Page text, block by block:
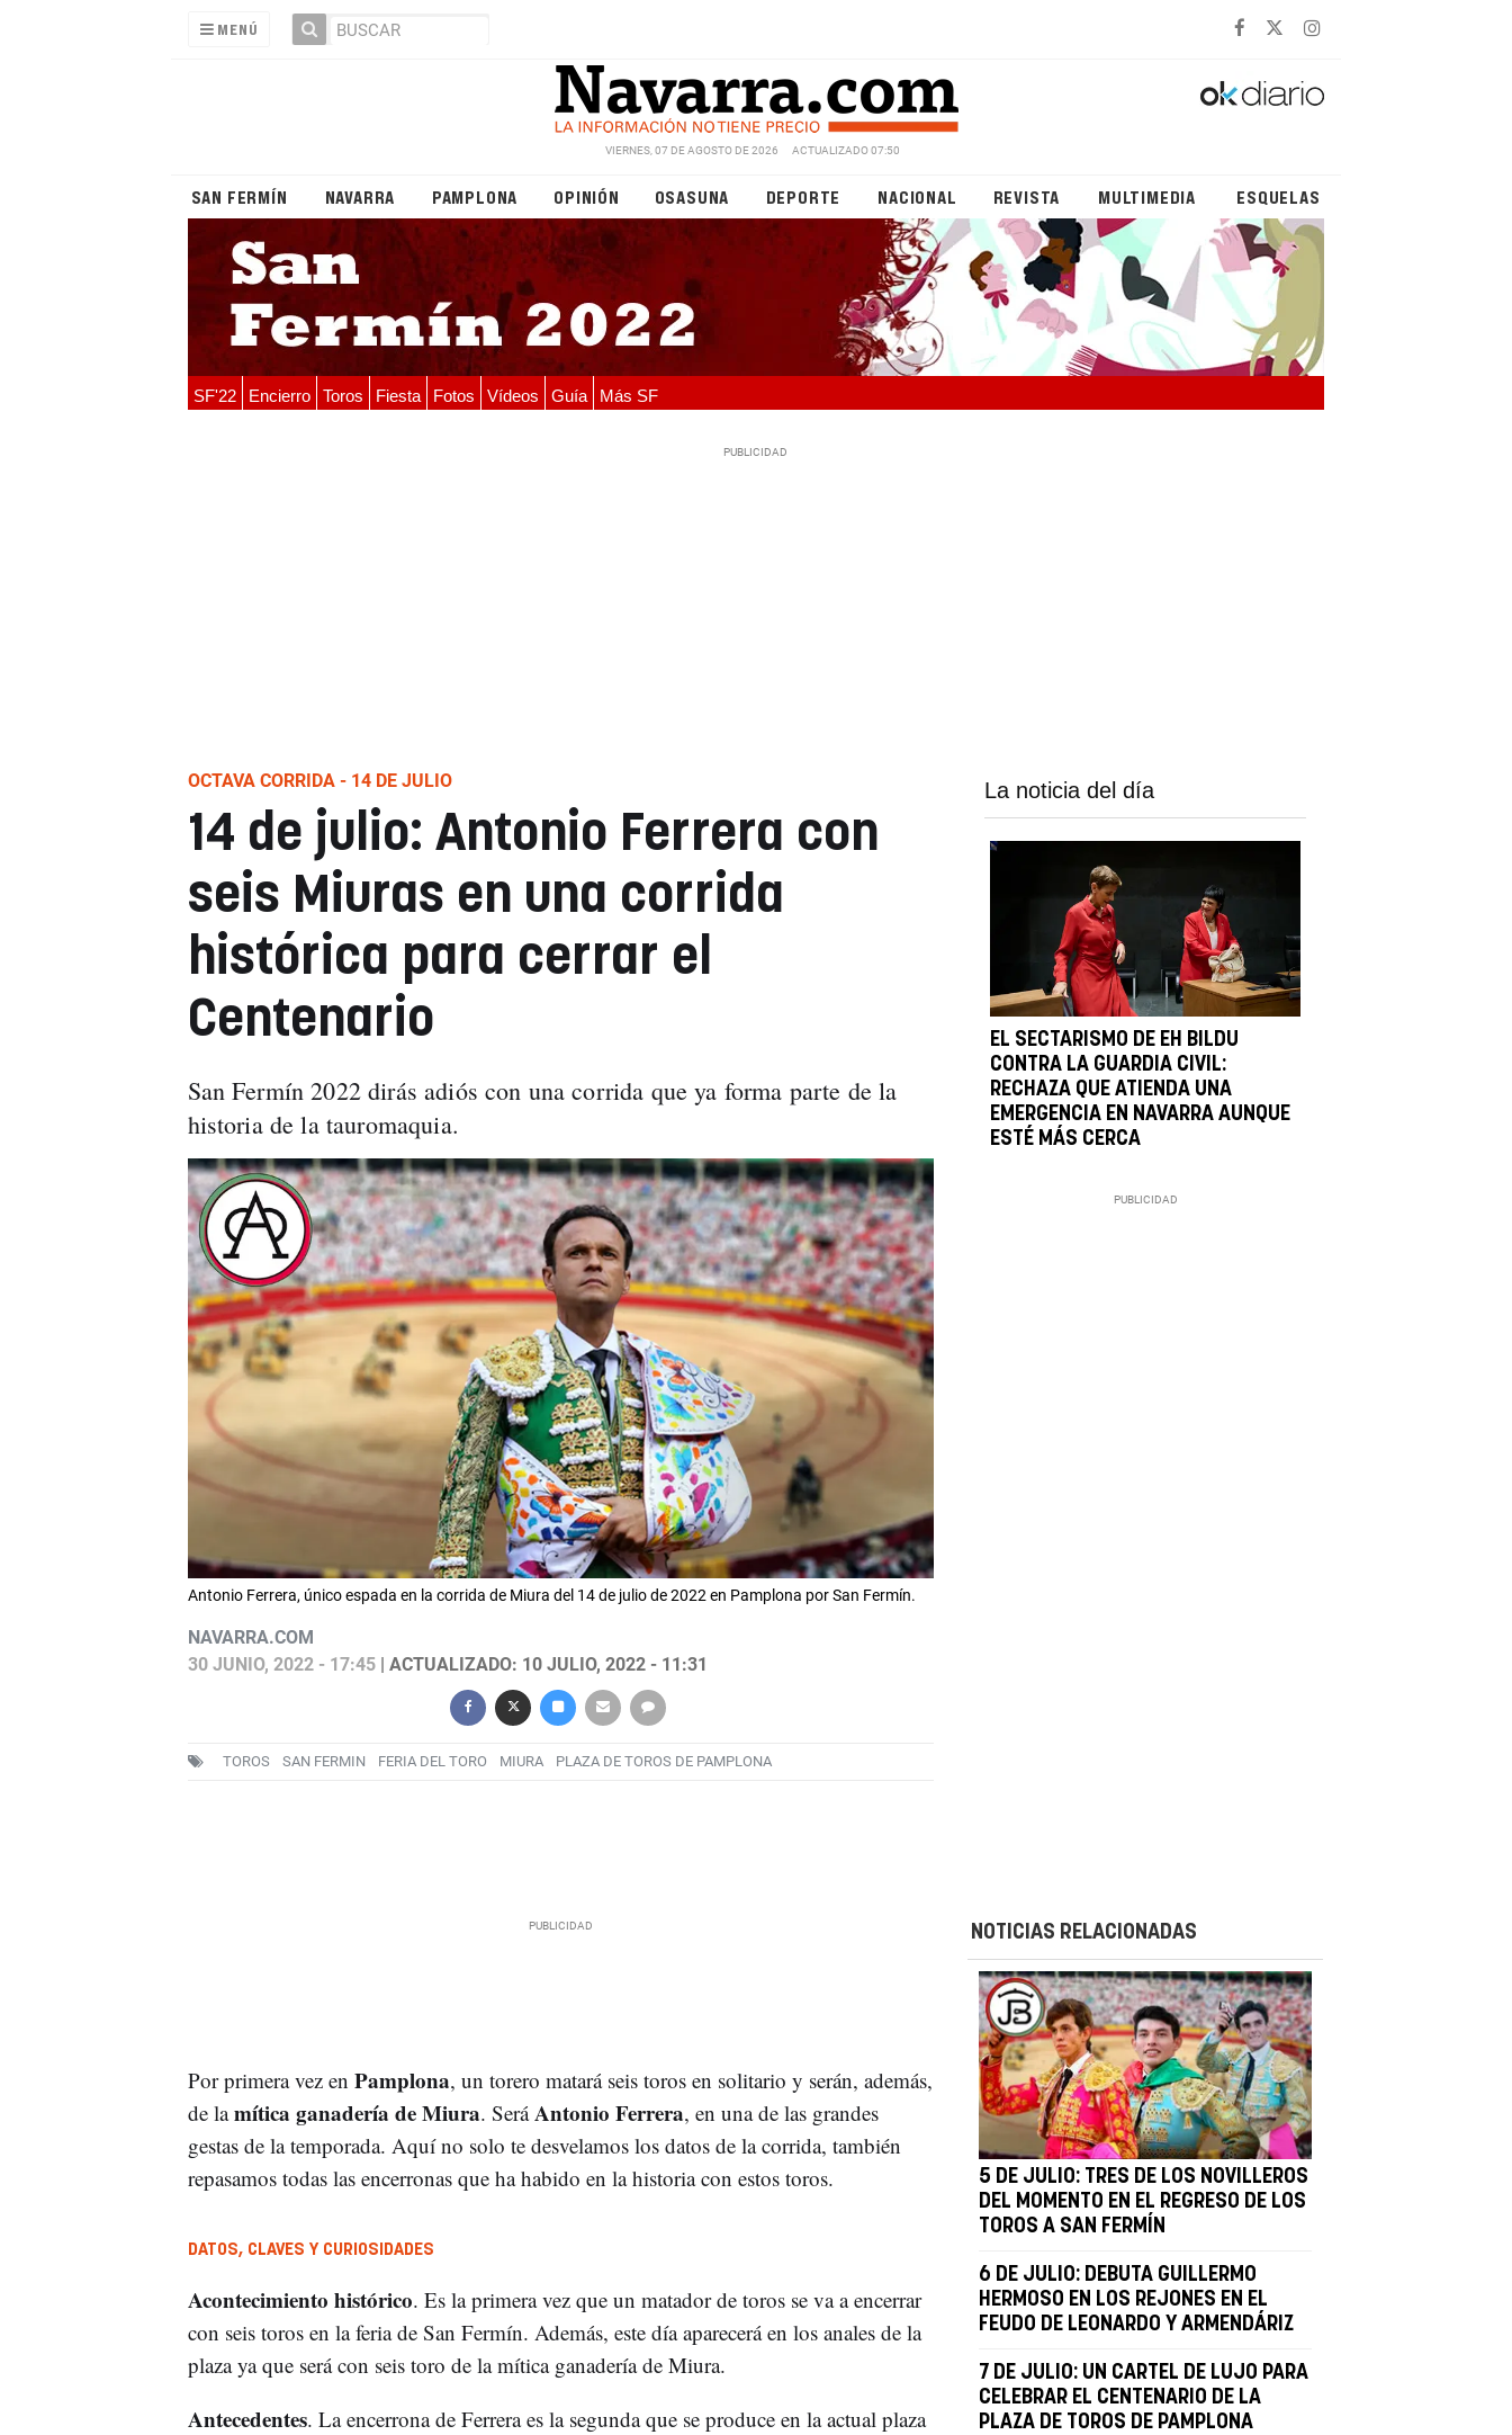
MENÚ
VIERNES, 07 DE AGOSTO DE 2026 ACTUALIZADO 07:50
SAN FERMÍN NAVARRA PAMPLONA OPINIÓN OSASUNA DEPORTE NACIONAL REVISTA MULTIMEDIA ESQUELAS
SF'22 Encierro Toros Fiesta Fotos Vídeos Guía Más SF
OCTAVA CORRIDA - 14 DE JULIO
14 de julio: Antonio Ferrera con
seis Miuras en una corrida
histórica para cerrar el
Centenario
San Fermín 2022 dirás adiós con una corrida que ya forma parte de la
historia de la tauromaquia.
Antonio Ferrera, único espada en la corrida de Miura del 14 de julio de 2022 en Pamplona por San Fermín.
NAVARRA.COM
30 JUNIO, 2022 - 17:45| ACTUALIZADO: 10 JULIO, 2022 - 11:31
TOROS SAN FERMIN FERIA DEL TORO MIURA PLAZA DE TOROS DE PAMPLONA
La noticia del día
EL SECTARISMO DE EH BILDU
CONTRA LA GUARDIA CIVIL:
RECHAZA QUE ATIENDA UNA
EMERGENCIA EN NAVARRA AUNQUE
ESTÉ MÁS CERCA
Por primera vez en Pamplona, un torero matará seis toros en solitario y serán, además,
de lamítica ganadería de Miura. SeráAntonio Ferrera, en una de las grandes
gestas de la temporada. Aquí no solo te desvelamos los datos de la corrida, también
repasamos todas las encerronas que ha habido en la historia con estos toros.
DATOS, CLAVES Y CURIOSIDADES
Acontecimiento histórico. Es la primera vez que un matador de toros se va a encerrar
con seis toros en la feria de San Fermín. Además, este día aparecerá en los anales de la
plaza ya que será con seis toro de la mítica ganadería de Miura.
Antecedentes. La encerrona de Ferrera es la segunda que se produce en la actual plaza
NOTICIAS RELACIONADAS
5 DE JULIO: TRES DE LOS NOVILLEROS
DEL MOMENTO EN EL REGRESO DE LOS
TOROS A SAN FERMÍN
6 DE JULIO: DEBUTA GUILLERMO
HERMOSO EN LOS REJONES EN EL
FEUDO DE LEONARDO Y ARMENDÁRIZ
7 DE JULIO: UN CARTEL DE LUJO PARA
CELEBRAR EL CENTENARIO DE LA
PLAZA DE TOROS DE PAMPLONA